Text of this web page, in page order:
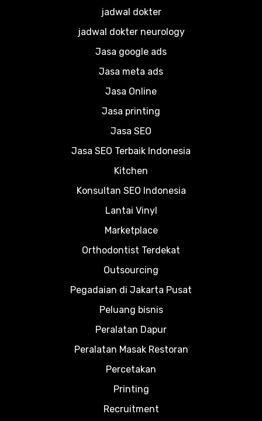
jadwal dokter
jadwal dokter neurology
Jasa google ads
Jasa meta ads
Jasa Online
Jasa printing
Jasa SEO
Jasa SEO Terbaik Indonesia
Kitchen
Konsultan SEO Indonesia
Lantai Vinyl
Marketplace
Orthodontist Terdekat
Outsourcing
Pegadaian di Jakarta Pusat
Peluang bisnis
Peralatan Dapur
Peralatan Masak Restoran
Percetakan
Printing
Recruitment